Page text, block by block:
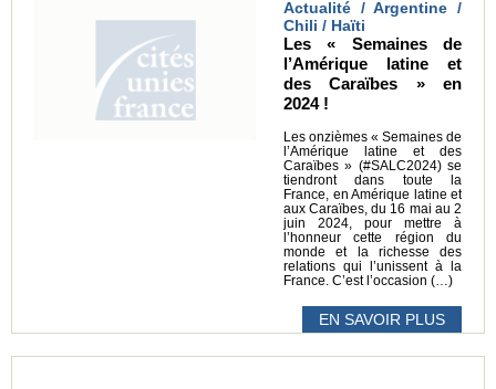
Actualité / Argentine /
Chili / Haïti
Les « Semaines de
l’Amérique latine et
des Caraïbes » en
2024 !
Les onzièmes « Semaines de
l’Amérique latine et des
Caraïbes » (#SALC2024) se
tiendront dans toute la
France, en Amérique latine et
aux Caraïbes, du 16 mai au 2
juin 2024, pour mettre à
l’honneur cette région du
monde et la richesse des
relations qui l’unissent à la
France. C’est l’occasion (…)
EN SAVOIR PLUS